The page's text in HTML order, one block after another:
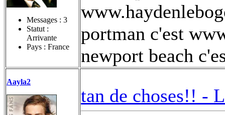
Messages : 3
Statut :
Arrivante
Pays : France
portman c'est
newport beach
Aayla2
tan de choses!! -